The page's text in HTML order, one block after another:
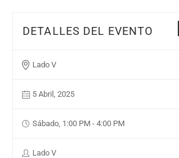
DETALLES DEL EVENTO
Lado V
5 Abril, 2025
Sábado, 1:00 PM - 4:00 PM
Lado V